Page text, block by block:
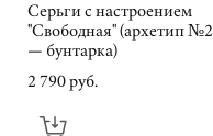
Серьги с настроением
"Свободная" (архетип №2
— бунтарка)
2 790 pуб.